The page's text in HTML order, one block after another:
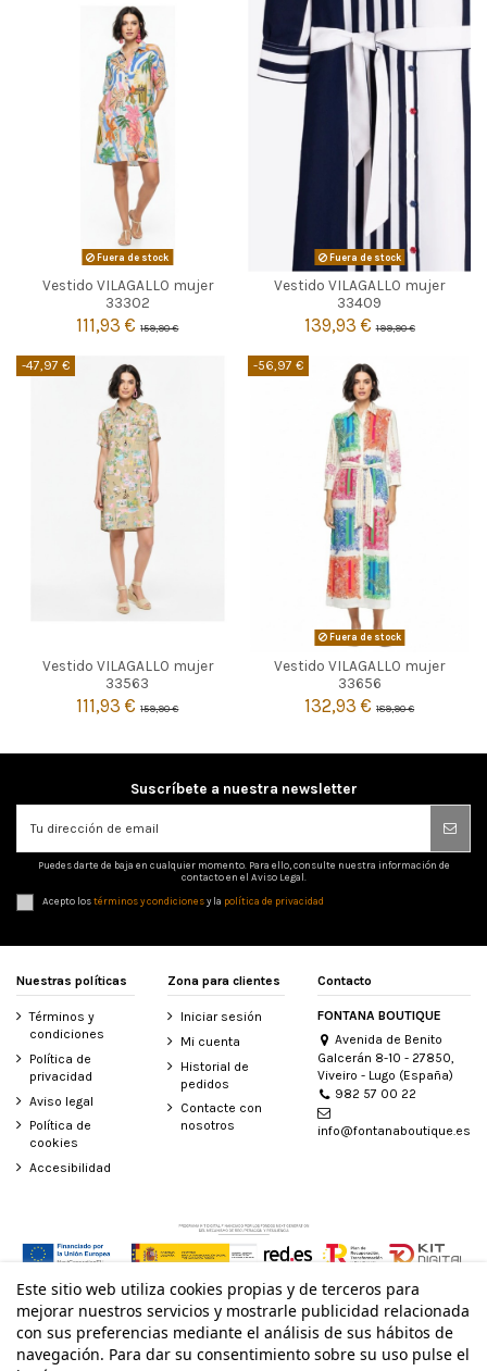
Fuera de stock
Vestido VILAGALLO mujer
33302
111,93 €159,90 €
 Agotado
Fuera de stock
Vestido VILAGALLO mujer
33409
139,93 €199,90 €
 Agotado
-47,97 €
Vestido VILAGALLO mujer
33563
111,93 €159,90 €
42 44
 Añadir al carrito
-56,97 €
Fuera de stock
Vestido VILAGALLO mujer
33656
132,93 €189,90 €
 Agotado
Suscríbete a nuestra newsletter
Puedes darte de baja en cualquier momento. Para ello, consulte nuestra información de
contacto en el Aviso Legal.
Acepto lostérminos y condicionesy la política de privacidad
Nuestras políticas
Términos y
condiciones
Política de
privacidad
Aviso legal
Política de
cookies
Accesibilidad
Zona para clientes
Iniciar sesión
Mi cuenta
Historial de
pedidos
Contacte con
nosotros
Contacto
FONTANA BOUTIQUE
Avenida de Benito
Galcerán 8-10 - 27850,
Viveiro - Lugo (España)
982 57 00 22
info@fontanaboutique.es
Este sitio web utiliza cookies propias y de terceros para
mejorar nuestros servicios y mostrarle publicidad relacionada
con sus preferencias mediante el análisis de sus hábitos de
navegación. Para dar su consentimiento sobre su uso pulse el
© Todos los derechos reservados - Powered bybytefactory